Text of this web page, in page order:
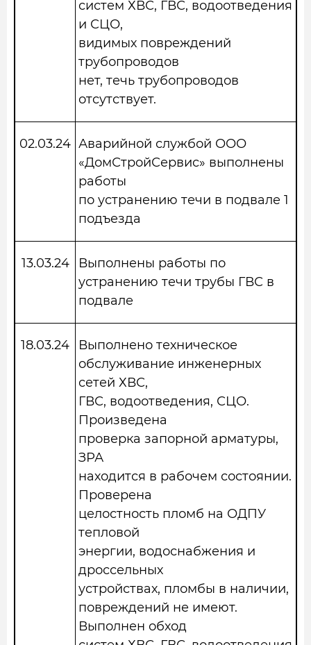
систем ХВС, ГВС, водоотведения
и СЦО,
видимых повреждений
трубопроводов
нет, течь трубопроводов
отсутствует.
02.03.24 Аварийной службой ООО
«ДомСтройСервис» выполнены
работы
по устранению течи в подвале 1
подъезда
13.03.24
Выполнены работы по
устранению течи трубы ГВС в
подвале
18.03.24
Выполнено техническое
обслуживание инженерных
сетей ХВС,
ГВС, водоотведения, СЦО.
Произведена
проверка запорной арматуры,
ЗРА
находится в рабочем состоянии.
Проверена
целостность пломб на ОДПУ
тепловой
энергии, водоснабжения и
дроссельных
устройствах, пломбы в наличии,
повреждений не имеют.
Выполнен обход